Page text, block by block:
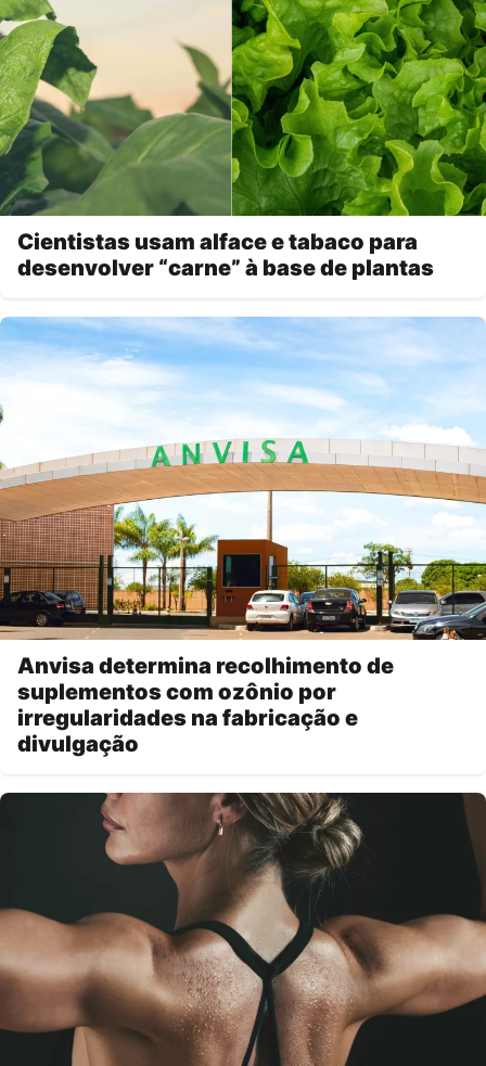
Cientistas usam alface e tabaco para
desenvolver “carne” à base de plantas
Anvisa determina recolhimento de
suplementos com ozônio por
irregularidades na fabricação e
divulgação